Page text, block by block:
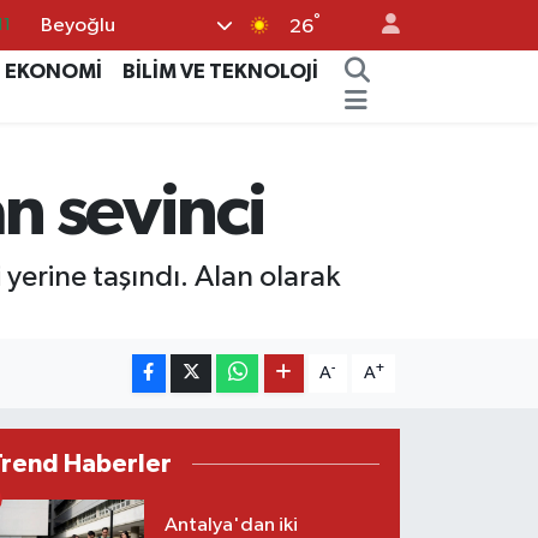
Beyoğlu 26°
EKONOMİ
BİLİM VE TEKNOLOJİ
sevinci
taşındı. Alan olarak
A- A+
Haberler
Antalya'dan iki